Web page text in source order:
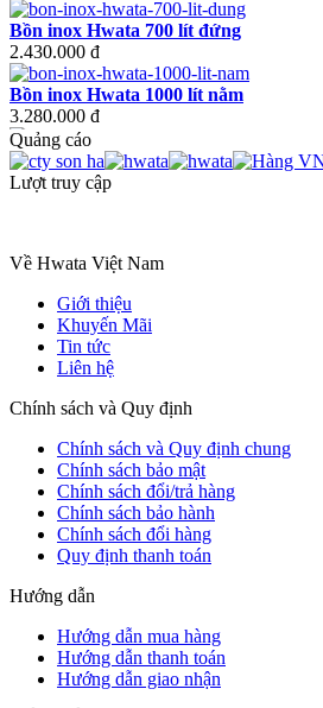
Bồn inox Hwata 700 lít đứng
2.430.000 đ
Bồn inox Hwata 1000 lít nằm
3.280.000 đ
Bồn inox Hwata 1000 lít đứng
3.080.000 đ
4.430.000 đ
Quảng cáo
Lượt truy cập
Về Hwata Việt Nam
Giới thiệu
Khuyến Mãi
Tin tức
Liên hệ
Chính sách và Quy định
Chính sách và Quy định chung
Chính sách bảo mật
Chính sách đổi/trả hàng
Chính sách bảo hành
Chính sách đổi hàng
Quy định thanh toán
Hướng dẫn
Hướng dẫn mua hàng
Hướng dẫn thanh toán
Hướng dẫn giao nhận